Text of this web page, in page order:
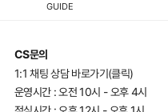
GUIDE
CS문의
1:1 채팅 상담 바로가기(클릭)
운영시간 : 오전 10시 - 오후 4시